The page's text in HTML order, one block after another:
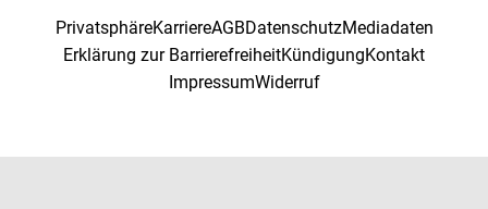
PrivatsphäreKarriereAGBDatenschutzMediadaten
Erklärung zur BarrierefreiheitKündigungKontakt
ImpressumWiderruf